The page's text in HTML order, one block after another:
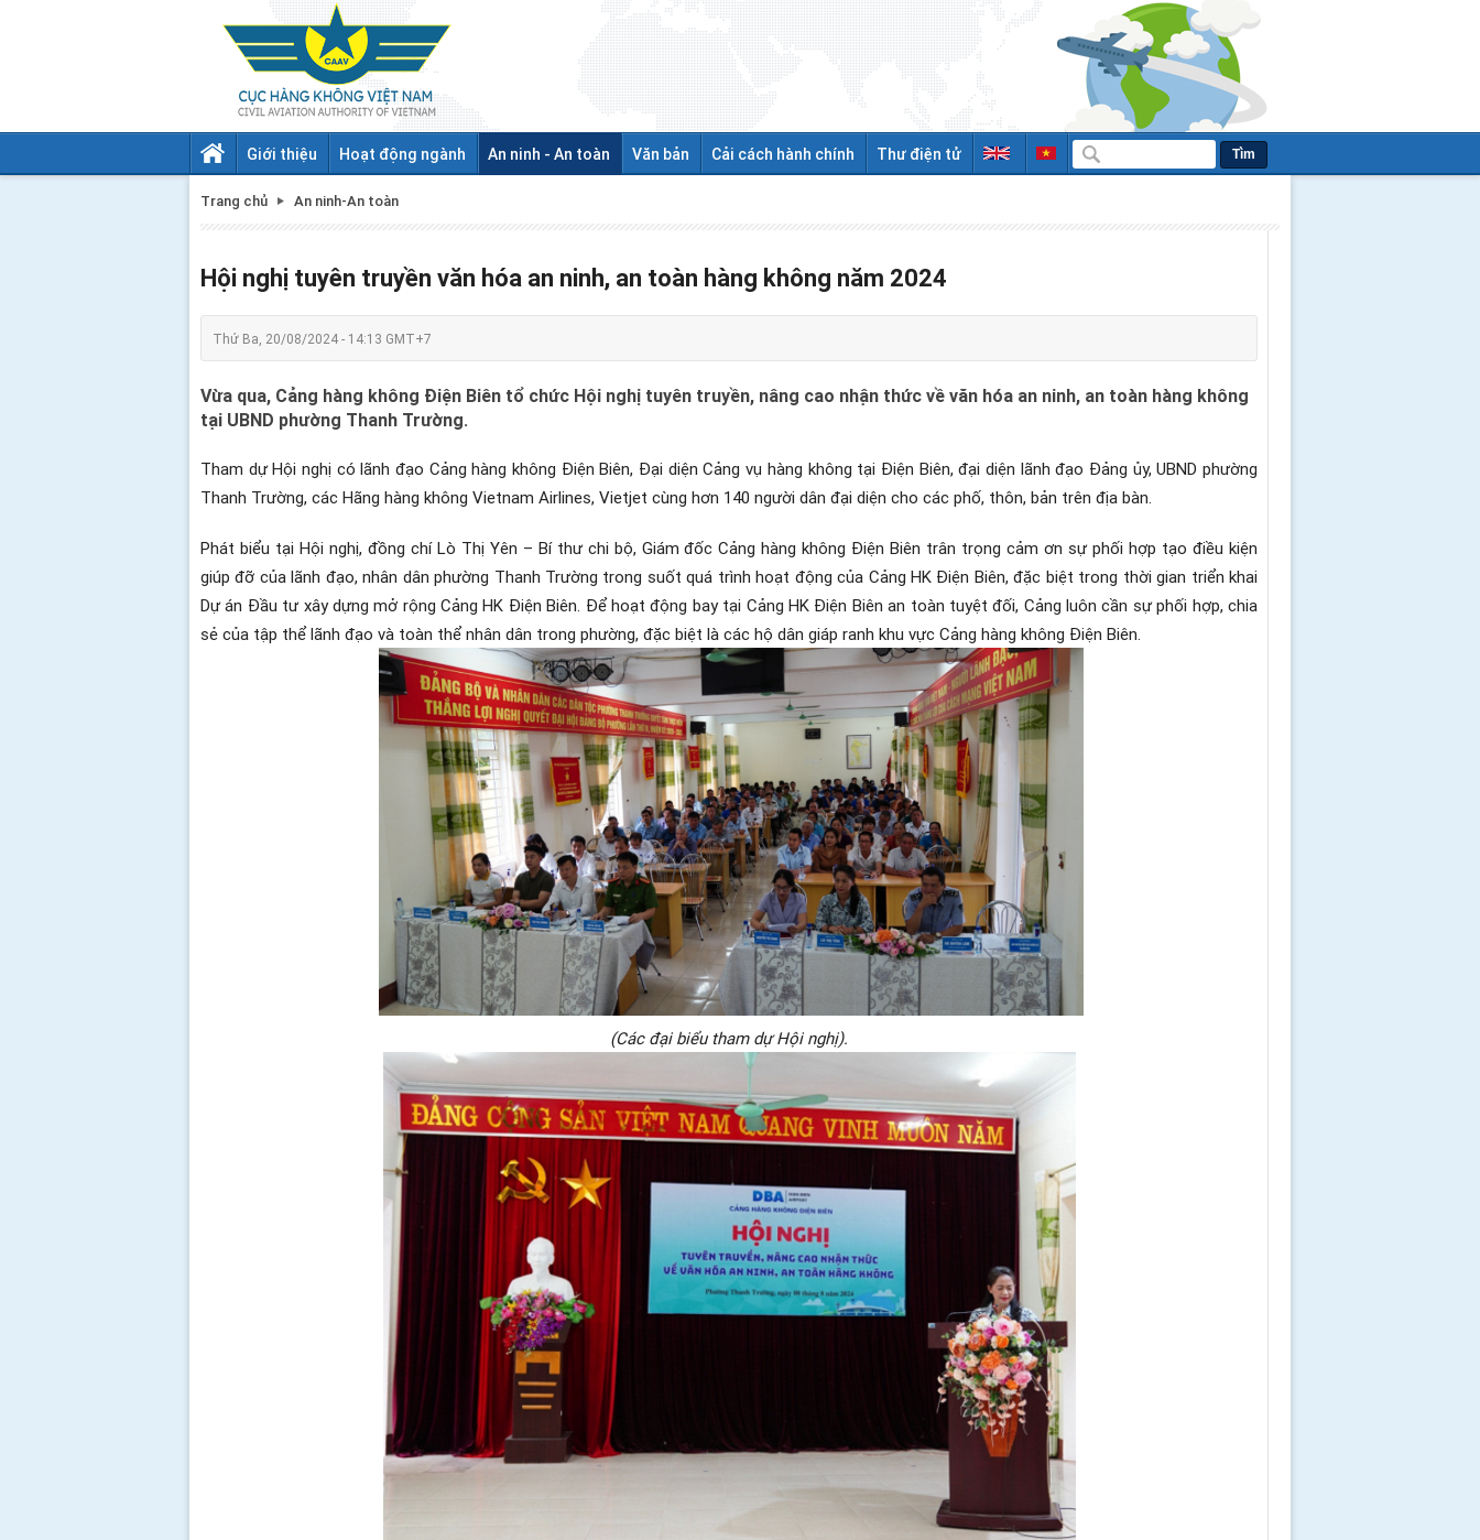
Giới thiệu Hoạt động ngành An ninh - An toàn Văn bản Cải cách hành chính Thư điện tử Tìm
Trang chủ An ninh-An toàn
Hội nghị tuyên truyền văn hóa an ninh, an toàn hàng không năm 2024
Thứ Ba, 20/08/2024 - 14:13 GMT+7
Vừa qua, Cảng hàng không Điện Biên tổ chức Hội nghị tuyên truyền, nâng cao nhận thức về văn hóa an ninh, an toàn hàng không
tại UBND phường Thanh Trường.
Tham dự Hội nghị có lãnh đạo Cảng hàng không Điện Biên, Đại diện Cảng vụ hàng không tại Điện Biên, đại diện lãnh đạo Đảng ủy, UBND phường
Thanh Trường, các Hãng hàng không Vietnam Airlines, Vietjet cùng hơn 140 người dân đại diện cho các phố, thôn, bản trên địa bàn.
Phát biểu tại Hội nghị, đồng chí Lò Thị Yên – Bí thư chi bộ, Giám đốc Cảng hàng không Điện Biên trân trọng cảm ơn sự phối hợp tạo điều kiện
giúp đỡ của lãnh đạo, nhân dân phường Thanh Trường trong suốt quá trình hoạt động của Cảng HK Điện Biên, đặc biệt trong thời gian triển khai
Dự án Đầu tư xây dựng mở rộng Cảng HK Điện Biên. Để hoạt động bay tại Cảng HK Điện Biên an toàn tuyệt đối, Cảng luôn cần sự phối hợp, chia
sẻ của tập thể lãnh đạo và toàn thể nhân dân trong phường, đặc biệt là các hộ dân giáp ranh khu vực Cảng hàng không Điện Biên.
(Các đại biểu tham dự Hội nghị).